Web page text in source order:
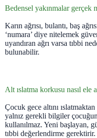
Bedensel yakınmalar gerçek
Karın ağrısı, bulantı, baş
‘numara’ diye nitelemek
uyandıran ağrı varsa tıbbi
bulunabilir.
Alt ıslatma korkusu nasıl ele
Çocuk gece altını
yalnız gerekli bilgiler
kullanılmaz. Yeni başlayan,
tıbbi değerlendirme gerektirir.